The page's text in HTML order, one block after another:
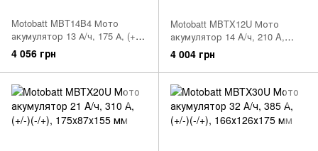
Motobatt MBT14B4 Мото
акумулятор 13 А/ч, 175 А, (+/-),
150x70x145 мм
4 056 грн
Motobatt MBTX12U Мото
акумулятор 14 A/ч, 210 A,
151x87x130 мм
4 004 грн